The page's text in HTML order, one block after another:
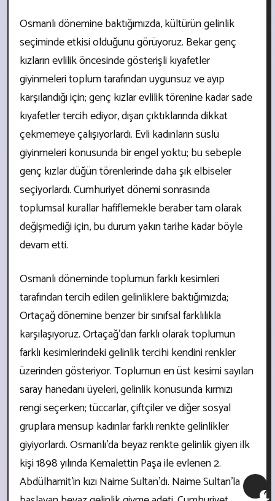
Osmanlı dönemine baktığımızda, kültürün gelinlik
seçiminde etkisi olduğunu görüyoruz. Bekar genç
kızların evlilik öncesinde gösterişli kıyafetler
giyinmeleri toplum tarafından uygunsuz ve ayıp
karşılandığı için; genç kızlar evlilik törenine kadar sade
kıyafetler tercih ediyor, dışarı çıktıklarında dikkat
çekmemeye çalışıyorlardı. Evli kadınların süslü
giyinmeleri konusunda bir engel yoktu; bu sebeple
genç kızlar düğün törenlerinde daha şık elbiseler
seçiyorlardı. Cumhuriyet dönemi sonrasında
toplumsal kurallar hafiflemekle beraber tam olarak
değişmediği için, bu durum yakın tarihe kadar böyle
devam etti.
Osmanlı döneminde toplumun farklı kesimleri
tarafından tercih edilen gelinliklere baktığımızda;
Ortaçağ dönemine benzer bir sınıfsal farklılıkla
karşılaşıyoruz. Ortaçağ’dan farklı olarak toplumun
farklı kesimlerindeki gelinlik tercihi kendini renkler
üzerinden gösteriyor. Toplumun en üst kesimi sayılan
saray hanedanı üyeleri, gelinlik konusunda kırmızı
rengi seçerken; tüccarlar, çiftçiler ve diğer sosyal
gruplara mensup kadınlar farklı renkte gelinlikler
giyiyorlardı. Osmanlı’da beyaz renkte gelinlik giyen ilk
kişi 1898 yılında Kemalettin Paşa ile evlenen 2.
Abdülhamit’in kızı Naime Sultan’dı. Naime Sultan’la